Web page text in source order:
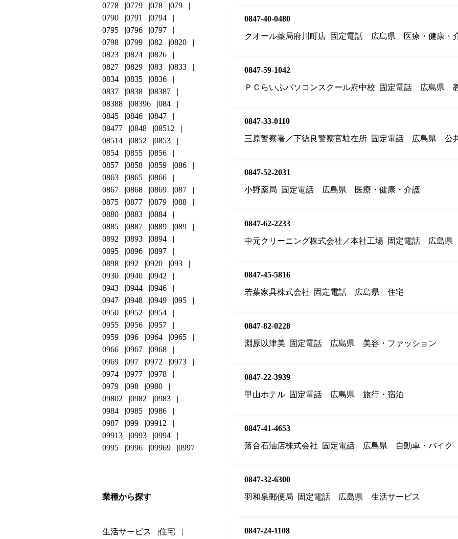
0847-40-0480
クオール薬局府川町店 固定電話 広島県 医療・健康・
0847-59-1042
ＰＣらいふパソコンスクール府中校
固定電話 広島県
0847-33-0110
三原警察署／下徳良警察官駐在所 固定電話 広島県 公
0847-52-2031
小野薬局
固定電話 広島県 医療・健康・介護
0847-62-2233
中元クリーニング株式会社／本社工場 固定電話 広島県
0847-45-5816
若葉家具株式会社
固定電話 広島県 住宅
0847-82-0228
淵原以津美
固定電話 広島県 美容・ファッション
0847-22-3939
甲山ホテル 固定電話 広島県 旅行・宿泊
0847-41-4653
落合石油店株式会社
固定電話 広島県 自動車・バイク
0847-32-6300
羽和泉郵便局
固定電話 広島県 生活サービス
0847-24-1108
0778
0779 078
079
0790
0791
0794
0795
0796
0797
0798
0799 082
0820
0823
0824
0826
0827
0829 083
0833
0834
0835
0836
0837
0838
08387
08388
08396
084
0845
0846
0847
08477
0848
08512
08514
0852
0853
0854
0855
0856
0857
0858 0859
086
0863
0865
0866
0867
0868 0869
087
0875
0877 0879
088
0880
0883
0884
0885
0887 0889
089
0892
0893
0894
0895
0896
0897
0898
092 0920
093
0930
0940
0942
0943
0944
0946
0947
0948 0949
095
0950
0952
0954
0955
0956
0957
0959
096 0964
0965
0966
0967
0968
0969
097 0972
0973
0974
0977
0978
0979
098
0980
09802
0982
0983
0984
0985
0986
0987
099
09912
09913
0993
0994
0995
0996 09969 0997
業種から探す
生活サービス 住宅